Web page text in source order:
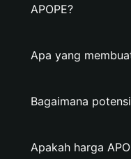
APOPE?
Apa yang
Bagaimana
Apakah harga